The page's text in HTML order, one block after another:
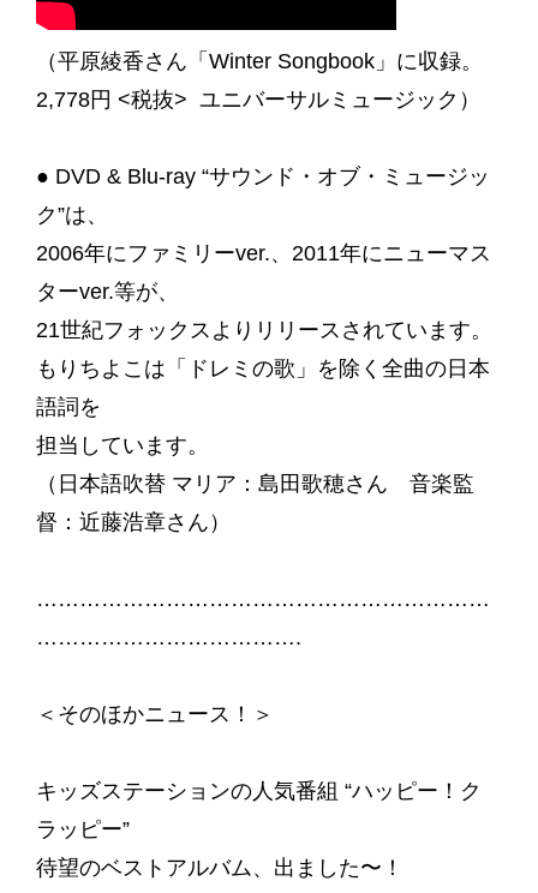
（平原綾香さん「Winter Songbook」に収録。
2,778円 <税抜> ユニバーサルミュージック）
● DVD & Blu-ray “サウンド・オブ・ミュージッ
ク”は、
2006年にファミリーver.、2011年にニューマス
ターver.等が、
21世紀フォックスよりリリースされています。
もりちよこは「ドレミの歌」を除く全曲の日本
語詞を
担当しています。
（日本語吹替 マリア：島田歌穂さん 音楽監
督：近藤浩章さん）
………………………………………………………
……………………………….
＜そのほかニュース！＞
キッズステーションの人気番組 “ハッピー！ク
ラッピー”
待望のベストアルバム、出ました〜！